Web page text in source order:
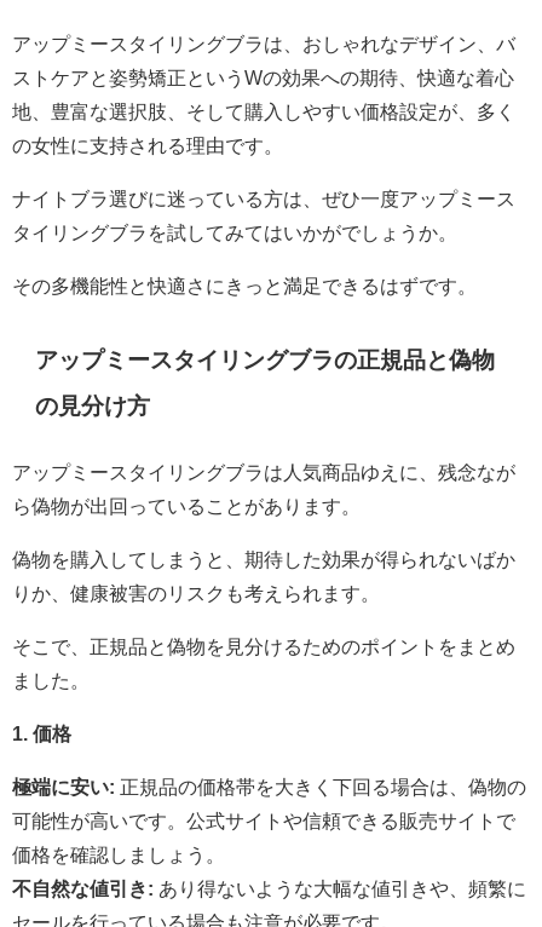
アップミースタイリングブラは、おしゃれなデザイン、バ
ストケアと姿勢矯正というWの効果への期待、快適な着心
地、豊富な選択肢、そして購入しやすい価格設定が、多く
の女性に支持される理由です。
ナイトブラ選びに迷っている方は、ぜひ一度アップミース
タイリングブラを試してみてはいかがでしょうか。
その多機能性と快適さにきっと満足できるはずです。
アップミースタイリングブラの正規品と偽物
の見分け方
アップミースタイリングブラは人気商品ゆえに、残念なが
ら偽物が出回っていることがあります。
偽物を購入してしまうと、期待した効果が得られないばか
りか、健康被害のリスクも考えられます。
そこで、正規品と偽物を見分けるためのポイントをまとめ
ました。
1. 価格
極端に安い: 正規品の価格帯を大きく下回る場合は、偽物の
可能性が高いです。公式サイトや信頼できる販売サイトで
価格を確認しましょう。
不自然な値引き: あり得ないような大幅な値引きや、頻繁に
セールを行っている場合も注意が必要です。